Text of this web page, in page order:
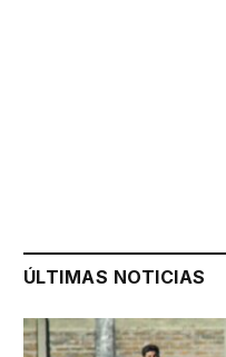
ÚLTIMAS NOTICIAS